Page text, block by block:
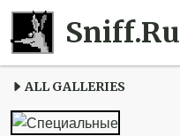
Sniff.Ru
ALL GALLERIES